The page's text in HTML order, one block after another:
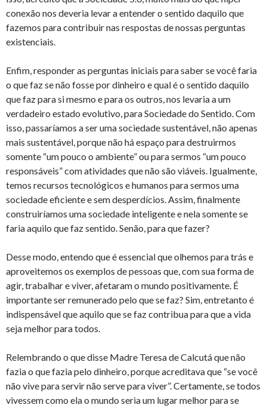
conexão nos deveria levar a entender o sentido daquilo que
fazemos para contribuir nas respostas de nossas perguntas
existenciais.
Enfim, responder as perguntas iniciais para saber se você faria
o que faz se não fosse por dinheiro e qual é o sentido daquilo
que faz para si mesmo e para os outros, nos levaria a um
verdadeiro estado evolutivo, para Sociedade do Sentido. Com
isso, passaríamos a ser uma sociedade sustentável, não apenas
mais sustentável, porque não há espaço para destruirmos
somente “um pouco o ambiente” ou para sermos “um pouco
responsáveis” com atividades que não são viáveis. Igualmente,
temos recursos tecnológicos e humanos para sermos uma
sociedade eficiente e sem desperdícios. Assim, finalmente
construiríamos uma sociedade inteligente e nela somente se
faria aquilo que faz sentido. Senão, para que fazer?
Desse modo, entendo que é essencial que olhemos para trás e
aproveitemos os exemplos de pessoas que, com sua forma de
agir, trabalhar e viver, afetaram o mundo positivamente. É
importante ser remunerado pelo que se faz? Sim, entretanto é
indispensável que aquilo que se faz contribua para que a vida
seja melhor para todos.
Relembrando o que disse Madre Teresa de Calcutá que não
fazia o que fazia pelo dinheiro, porque acreditava que “se você
não vive para servir não serve para viver”. Certamente, se todos
vivessem como ela o mundo seria um lugar melhor para se